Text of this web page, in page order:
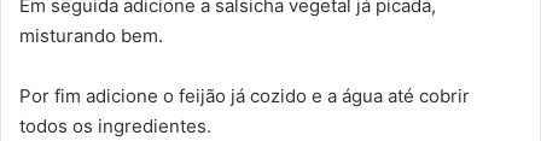
Em seguida adicione a salsicha vegetal já picada,
misturando bem.
Por fim adicione o feijão já cozido e a água até cobrir
todos os ingredientes.